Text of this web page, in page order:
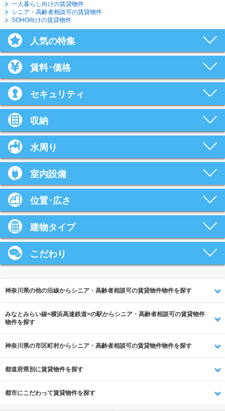
一人暮らし向けの賃貸物件
シニア・高齢者相談可の賃貸物件
SOHO向けの賃貸物件
人気の特集
賃料･価格
セキュリティ
収納
水周り
室内設備
位置･広さ
建物タイプ
こだわり
神奈川県の他の沿線からシニア・高齢者相談可の賃貸物件物件を探す
みなとみらい線<横浜高速鉄道>の駅からシニア・高齢者相談可の賃貸物件
物件を探す
神奈川県の市区町村からシニア・高齢者相談可の賃貸物件物件を探す
都道府県別に賃貸物件を探す
都市にこだわって賃貸物件を探す